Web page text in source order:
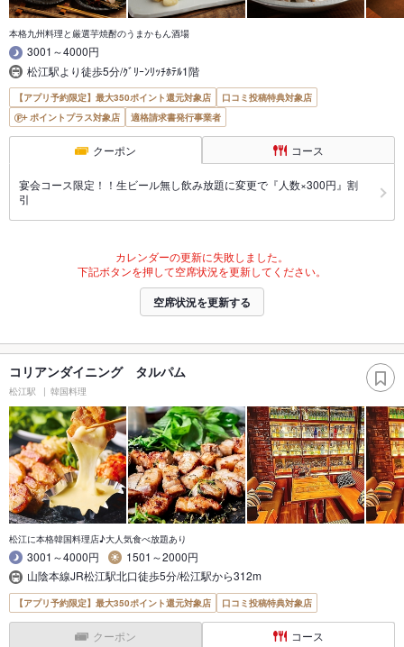
本格九州料理と厳選芋焼酎のうまかもん酒場
3001～4000円
松江駅より徒歩5分/ｸﾞﾘｰﾝﾘｯﾁﾎﾃﾙ1階
【アプリ予約限定】最大350ポイント還元対象店
口コミ投稿特典対象店
ポイントプラス対象店
適格請求書発行事業者
クーポン コース
宴会コース限定！！生ビール無し飲み放題に変更で『人数×300円』割
引
カレンダーの更新に失敗しました。
下記ボタンを押して空席状況を更新してください。
空席状況を更新する
コリアンダイニング タルパム
松江駅 韓国料理
松江に本格韓国料理店♪大人気食べ放題あり
3001～4000円
1501～2000円
山陰本線JR松江駅北口徒歩5分/松江駅から312m
【アプリ予約限定】最大350ポイント還元対象店 口コミ投稿特典対象店
クーポン コース